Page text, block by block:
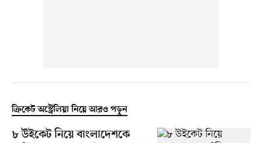
ক্রিকেট অস্ট্রেলিয়া নিয়ে আরও পড়ুন
৮ উইকেট নিয়ে বাংলাদেশকে